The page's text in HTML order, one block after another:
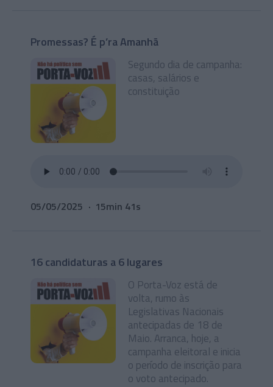
Promessas? É p’ra Amanhã
Segundo dia de campanha:
casas, salários e
constituição
05/05/2025 15min 41s
16 candidaturas a 6 lugares
O Porta-Voz está de
volta, rumo às
Legislativas Nacionais
antecipadas de 18 de
Maio. Arranca, hoje, a
campanha eleitoral e inicia
o período de inscrição para
o voto antecipado.